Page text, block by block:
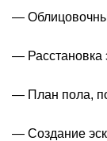
—
— Расстановка
— План пола,
— Создание